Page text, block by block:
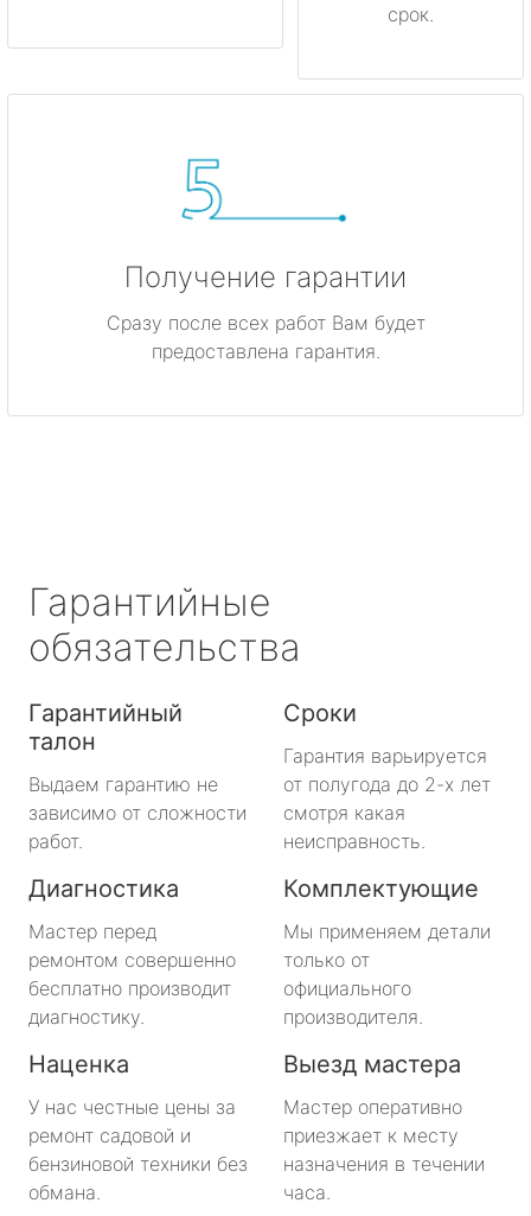
срок.
Получение гарантии
Сразу после всех работ Вам будет
предоставлена гарантия.
Гарантийные
обязательства
Гарантийный
талон
Выдаем гарантию не
зависимо от сложности
работ.
Сроки
Гарантия варьируется
от полугода до 2-х лет
смотря какая
неисправность.
Диагностика
Мастер перед
ремонтом совершенно
бесплатно производит
диагностику.
Комплектующие
Мы применяем детали
только от
официального
производителя.
Наценка
У нас честные цены за
ремонт садовой и
бензиновой техники без
обмана.
Выезд мастера
Мастер оперативно
приезжает к месту
назначения в течении
часа.